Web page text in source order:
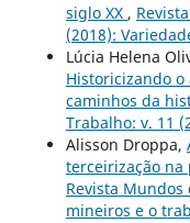
siglo XX ,
(2018):
Lúcia Helena
Historicizando
caminhos da
Trabalho: v. 11
Alisson Droppa,
terceirização na
Revista Mundos
mineiros e o